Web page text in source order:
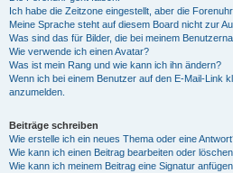
Ich habe die Zeitzone eingestellt, aber die
Meine Sprache steht auf diesem Board nicht zur
Was sind das für Bilder, die bei meinem
Wie verwende ich einen Avatar?
Was ist mein Rang und wie kann ich ihn ändern?
Wenn ich bei einem Benutzer auf den E-Mail-Link
anzumelden.
Beiträge schreiben
Wie erstelle ich ein neues Thema oder eine
Wie kann ich einen Beitrag bearbeiten oder
Wie kann ich meinem Beitrag eine Signatur